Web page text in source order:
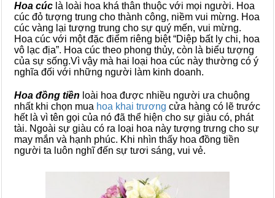
Hoa cúc là loài hoa khá thân thuộc với mọi người. Hoa
cúc đỏ tượng trung cho thành công, niềm vui mừng. Hoa
cúc vàng lại tượng trung cho sự quý mến, vui mừng.
Hoa cúc với một đặc điểm riêng biệt “Diệp bất ly chi, hoa
vô lạc địa”. Hoa cúc theo phong thủy, còn là biểu tượng
của sự sống.Vì vậy mà hai loại hoa cúc này thường có ý
nghĩa đối với những người làm kinh doanh.
Hoa đồng tiền loài hoa được nhiều người ưa chuộng
nhất khi chọn mua hoa khai trương cửa hàng có lẽ trước
hết là vì tên gọi của nó đã thể hiện cho sự giàu có, phát
tài. Ngoài sự giàu có ra loại hoa này tượng trưng cho sự
may mắn và hạnh phúc. Khi nhìn thấy hoa đồng tiền
người ta luôn nghĩ đến sự tươi sáng, vui vẻ.